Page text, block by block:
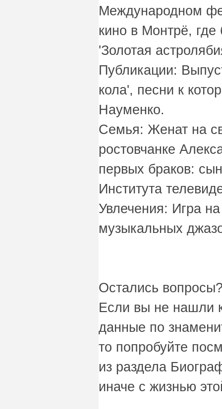
Международном
кино в Монтрё,
'Золотая
Публикации:
кола', песни к
Науменко.
Семья: Женат на
ростовчанке
первых браков:
Института
Увлечения: Игра
музыкальных
Остались
Если вы не нашли
данные по
то попробуйте
из раздела
иначе с жизнью